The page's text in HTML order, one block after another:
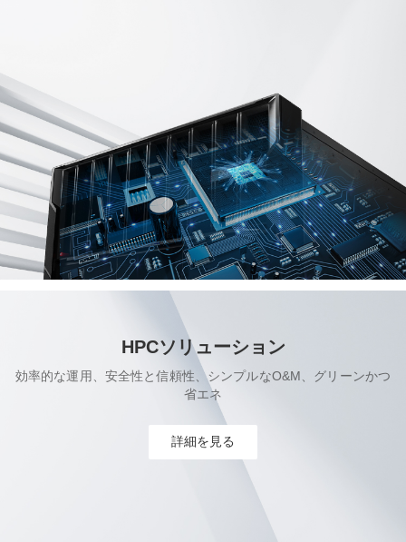
HPCソリューション
効率的な運用、安全性と信頼性、シンプルなO&M、グリーンかつ
省エネ
詳細を見る